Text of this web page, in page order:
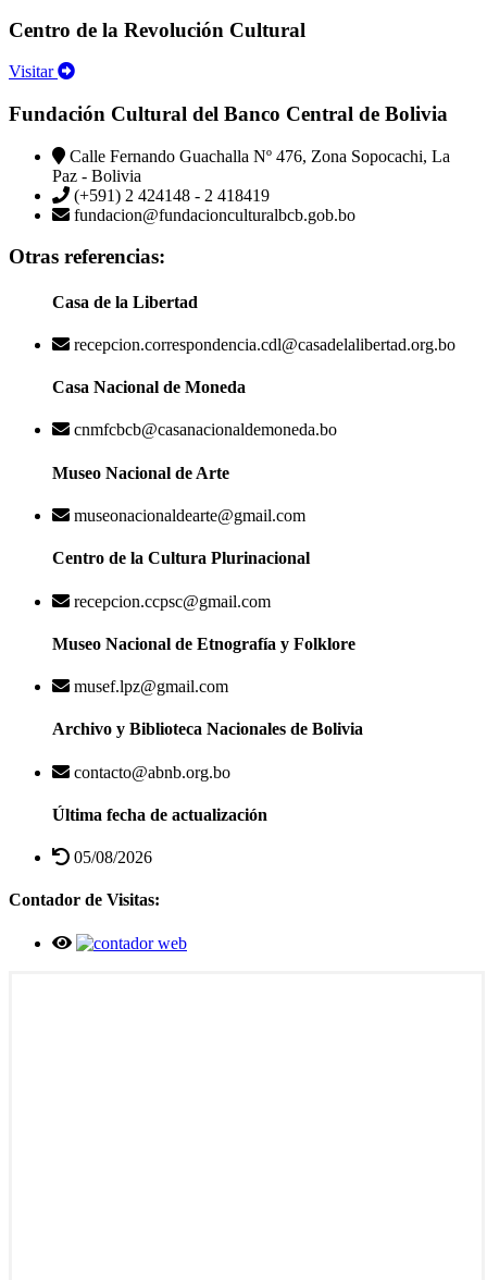
Centro de la Revolución Cultural
Visitar
Fundación Cultural del Banco Central de Bolivia
Calle Fernando Guachalla Nº 476, Zona Sopocachi, La
Paz - Bolivia
(+591) 2 424148 - 2 418419
fundacion@fundacionculturalbcb.gob.bo
Otras referencias:
Casa de la Libertad
recepcion.correspondencia.cdl@casadelalibertad.org.bo
Casa Nacional de Moneda
cnmfcbcb@casanacionaldemoneda.bo
Museo Nacional de Arte
museonacionaldearte@gmail.com
Centro de la Cultura Plurinacional
recepcion.ccpsc@gmail.com
Museo Nacional de Etnografía y Folklore
musef.lpz@gmail.com
Archivo y Biblioteca Nacionales de Bolivia
contacto@abnb.org.bo
Última fecha de actualización
05/08/2026
Contador de Visitas: